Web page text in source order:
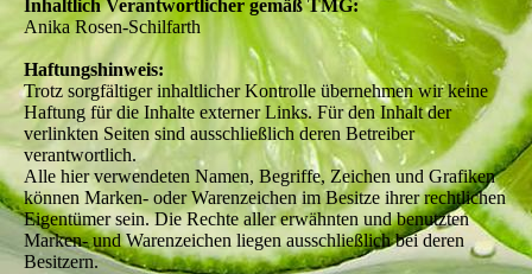
Inhaltlich Verantwortlicher gemäß TMG:
Anika Rosen-Schilfarth
Haftungshinweis:
Trotz sorgfältiger inhaltlicher Kontrolle übernehmen wir keine
Haftung für die Inhalte externer Links. Für den Inhalt der
verlinkten Seiten sind ausschließlich deren Betreiber
verantwortlich.
Alle hier verwendeten Namen, Begriffe, Zeichen und Grafiken
können Marken- oder Warenzeichen im Besitze ihrer rechtlichen
Eigentümer sein. Die Rechte aller erwähnten und benutzten
Marken- und Warenzeichen liegen ausschließlich bei deren
Besitzern.